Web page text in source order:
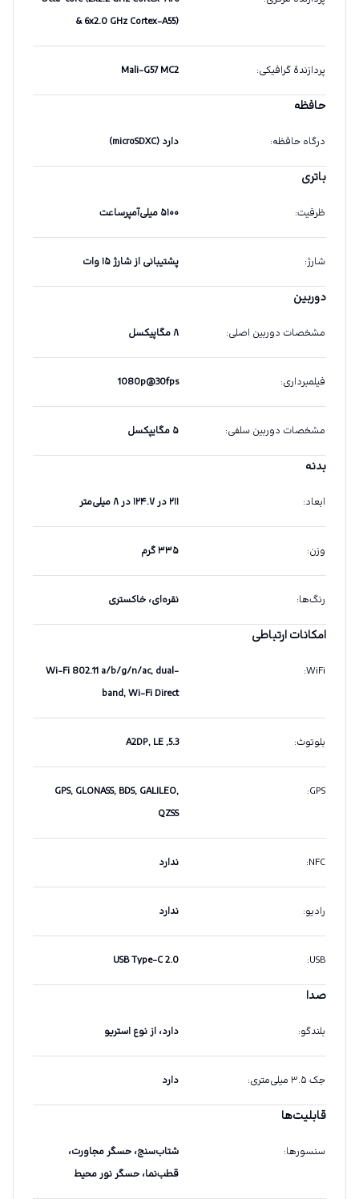
& 6x2.0 GHz Cortex-A55)
پردازندهٔ گرافیکی:
Mali-G57 MC2
حافظه
درگاه حافظه: دارد (microSDXC)
باتری
ظرفیت: ۵۱۰۰ میلی‌آمپرساعت
شارژ: پشتیبانی از شارژ ۱۵ وات
دوربین
مشخصات دوربین اصلی: ۸ مگاپیکسل
فیلمبرداری:
1080p@30fps
مشخصات دوربین سلفی: ۵ مگایپکسل
بدنه
ابعاد: ۲۱۱ در ۱۲۴.۷ در ۸ میلی‌متر
وزن: ۳۳۵ گرم
رنگ‌ها: نقره‌ای، خاکستری
امکانات ارتباطی
WiFi
:
Wi-Fi 802.11 a/b/g/n/ac, dual-
band, Wi-Fi Direct
بلوتوث:
5.3, A2DP, LE
GPS
:
GPS, GLONASS, BDS, GALILEO,
QZSS
NFC
: ندارد
رادیو: ندارد
USB
:
USB Type-C 2.0
صدا
بلندگو: دارد، از نوع استریو
جک ۳.۵ میلی‌متری : دارد
قابلیت‌ها
سنسورها:
شتاب‌سنج، حسگر مجاورت،
قطب‌نما، حسگر نور محیط